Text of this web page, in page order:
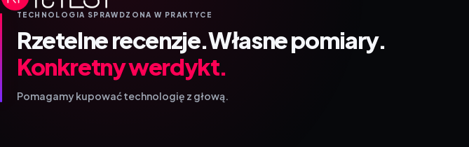
TECHNOLOGIA SPRAWDZONA W PRAKTYCE
Rzetelne recenzje.Własne pomiary.
Konkretny werdykt.
Pomagamy kupować technologię z głową.